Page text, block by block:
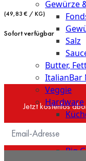
Gewürze
Salz
Butter,
ItalianBar
Veggie
Hardware
Big
(49,83 € / KG)
Sofort verfügbar
Jetzt kostenlos